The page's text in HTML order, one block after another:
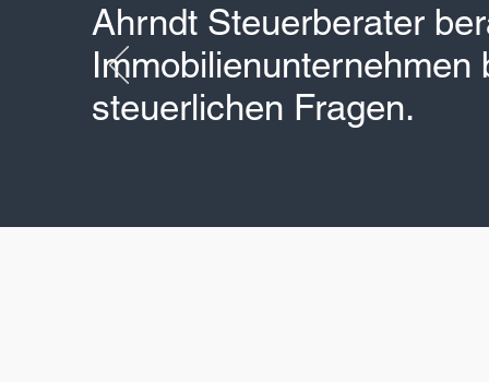
Ahrndt Steuerberater
steuerlichen Fragen.